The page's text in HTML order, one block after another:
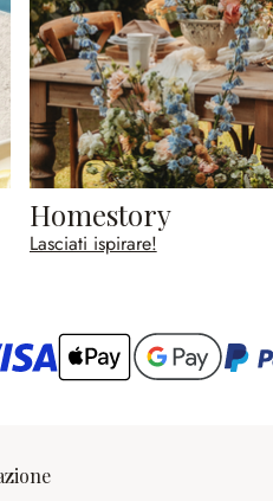
Homestory
Lasciati ispirare!